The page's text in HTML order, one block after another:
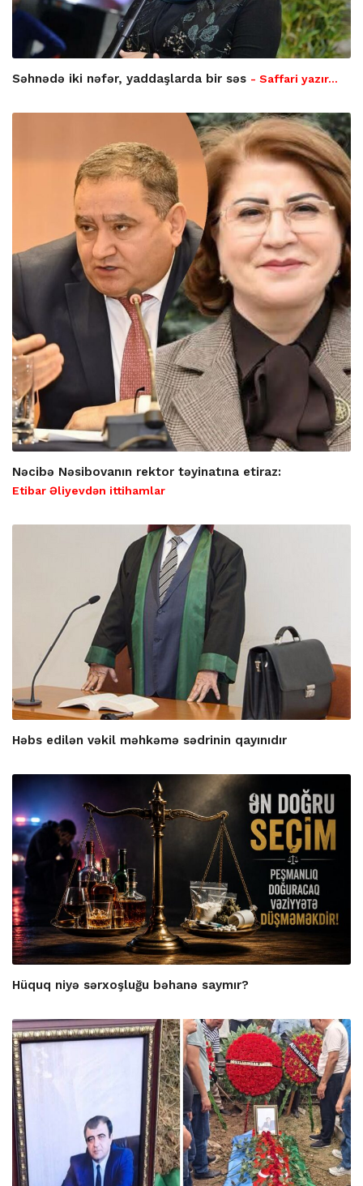
Səhnədə iki nəfər, yaddaşlarda bir səs - Saffari yazır…
Nəcibə Nəsibovanın rektor təyinatına etiraz:
Etibar Əliyevdən ittihamlar
Həbs edilən vəkil məhkəmə sədrinin qayınıdır
Hüquq niyə sərxoşluğu bəhanə saymır?